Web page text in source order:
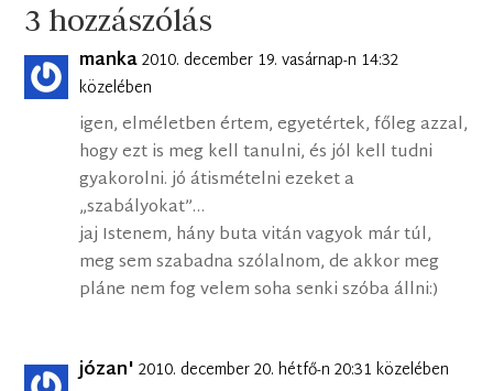
3 hozzászólás
manka2010. december 19. vasárnap-n 14:32
közelében
igen, elméletben értem, egyetértek, főleg azzal,
hogy ezt is meg kell tanulni, és jól kell tudni
gyakorolni. jó átismételni ezeket a
„szabályokat”…
jaj Istenem, hány buta vitán vagyok már túl,
meg sem szabadna szólalnom, de akkor meg
pláne nem fog velem soha senki szóba állni:)
józan' 2010. december 20. hétfő-n 20:31 közelében